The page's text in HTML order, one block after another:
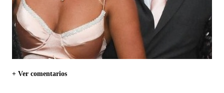
+ Ver comentarios